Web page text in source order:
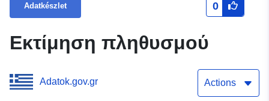
Adatkészlet 0
Εκτίμηση πληθυσμού
Adatok.gov.gr Actions